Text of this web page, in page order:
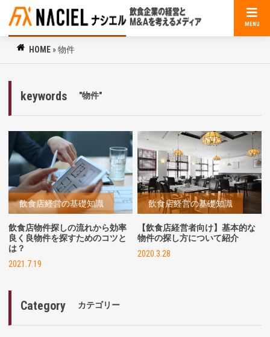
MENU
HOME »物件
keywords "物件"
飲食店経営の基礎知識
飲食店物件探しの流れから効率
良く良物件を探すためのコツと
は？
2021.7.19
飲食店経営の基礎知識
【飲食店経営者向け】基本的な
物件の探し方について紹介
2020.3.28
Category カテゴリー